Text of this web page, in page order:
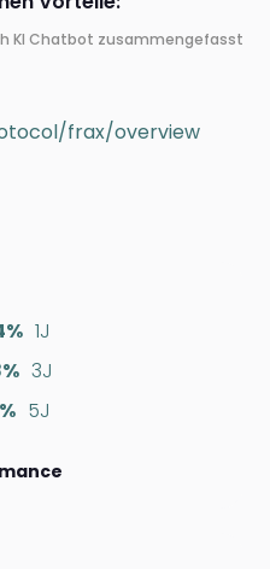
KI Chatbot zusammengefasst
frax/overview
1J
3J
5J